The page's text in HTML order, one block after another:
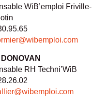
WiB’emploi Friville-
RH Techni’WiB